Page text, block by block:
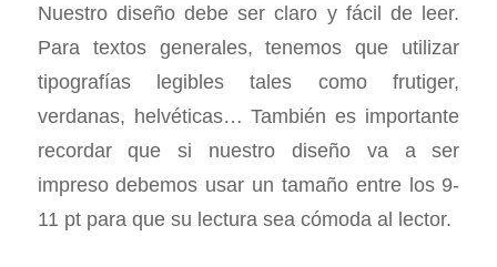
Nuestro diseño debe ser claro y fácil de leer.
Para textos generales, tenemos que utilizar
tipografías legibles tales como frutiger,
verdanas, helvéticas… También es importante
recordar que si nuestro diseño va a ser
impreso debemos usar un tamaño entre los 9-
11 pt para que su lectura sea cómoda al lector.